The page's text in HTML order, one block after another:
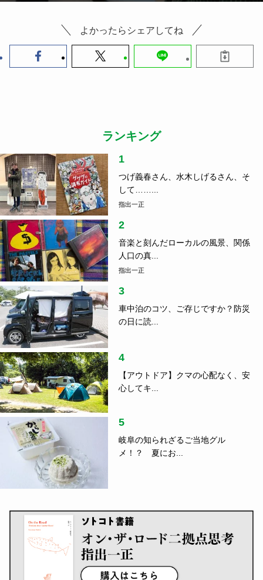
よかったらシェアしてね
ランキング
1
つげ義春さん、水木しげるさん、そ
して……...
指出一正
2
音楽と刻んだローカルの風景、関係
人口の真...
指出一正
3
車中泊のコツ、ご存じですか？防災
の日に読...
4
【アウトドア】クマの心配なく、安
心してキ...
5
岐阜の知られざるご当地グル
メ！？ 夏にお...